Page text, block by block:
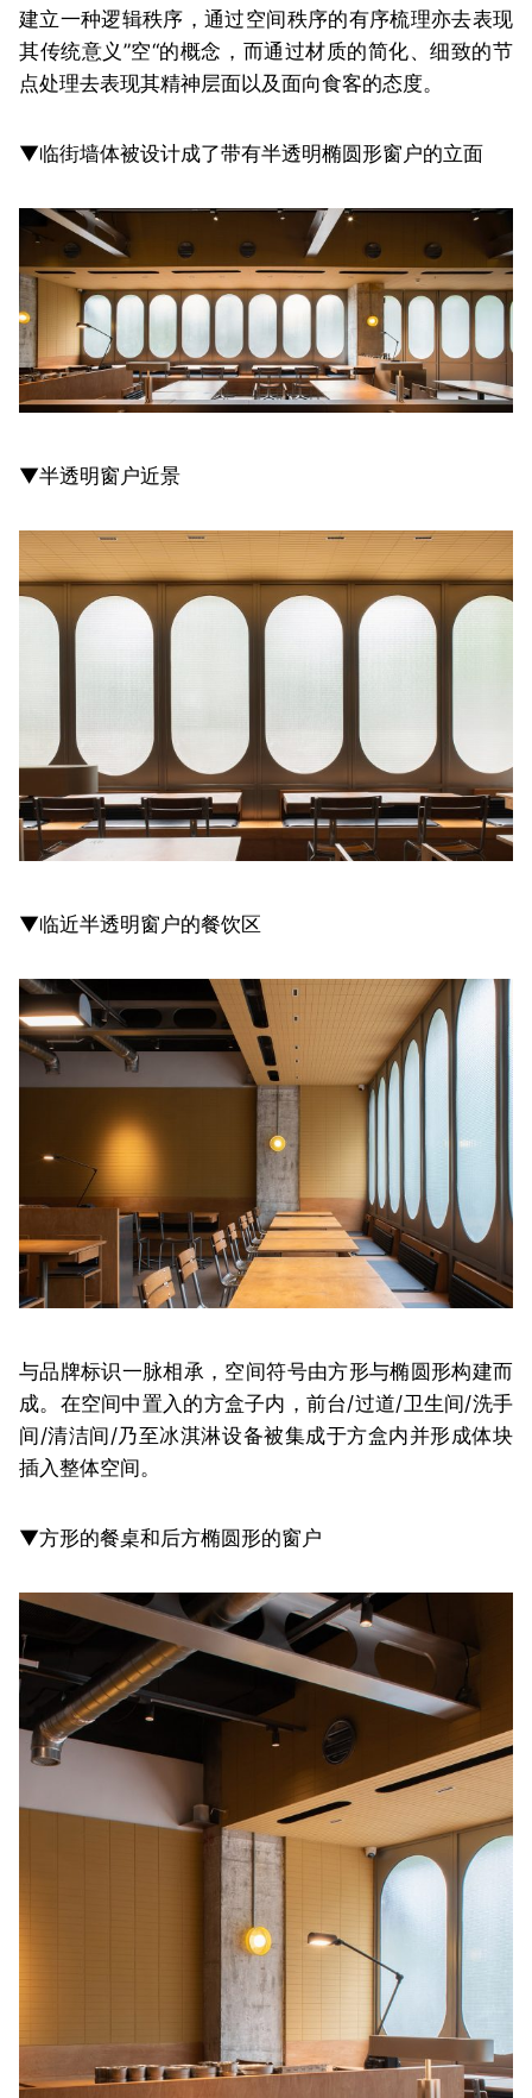
建立一种逻辑秩序，通过空间秩序的有序梳理亦去表现
其传统意义”空“的概念，而通过材质的简化、细致的节
点处理去表现其精神层面以及面向食客的态度。
▼临街墙体被设计成了带有半透明椭圆形窗户的立面
▼半透明窗户近景
▼临近半透明窗户的餐饮区
与品牌标识一脉相承，空间符号由方形与椭圆形构建而
成。在空间中置入的方盒子内，前台/过道/卫生间/洗手
间/清洁间/乃至冰淇淋设备被集成于方盒内并形成体块
插入整体空间。
▼方形的餐桌和后方椭圆形的窗户